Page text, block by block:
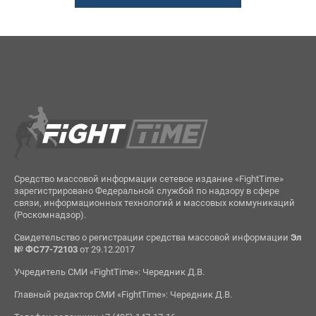
Средство массовой информации сетевое издание «FightTime»
зарегистрировано Федеральной службой по надзору в сфере
связи, информационных технологий и массовых коммуникаций
(Роскомнадзор).
Свидетельство о регистрации средства массовой информации Эл
№ ФС77-72103от 29.12.2017
Учредитель СМИ «FightTime»: Чередник Д.В.
Главный редактор СМИ «FightTime»: Чередник Д.В.